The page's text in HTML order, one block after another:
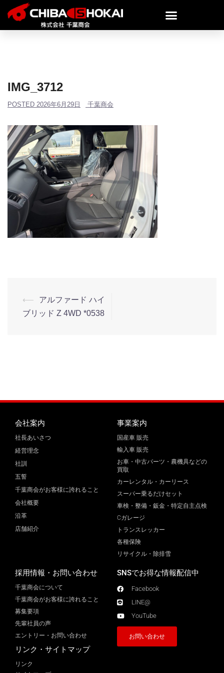
IMG_3712
POSTED 2026年6月29日 千葉商会
⟵
アルファード ハイ
ブリッド Z 4WD *0538
会社案内
社長あいさつ
経営理念
社訓
五誓
千葉商会がお客様に誇れること
会社概要
沿革
店舗紹介
事業案内
国産車 販売
輸入車 販売
お車・中古パーツ・農機具などの
買取
カーレンタル・カーリース
スーパー乗るだけセット
車検・整備・鈑金・特定自主点検
Cガレージ
トランスレッカー
各種保険
リサイクル・除排雪
採用情報・お問い合わせ
千葉商会について
千葉商会がお客様に誇れること​
募集要項
先輩社員の声
エントリー・お問い合わせ
リンク・サイトマップ
リンク
SNSでお得な情報配信中
Facebook
LINE@
YouTube
お問い合わせ